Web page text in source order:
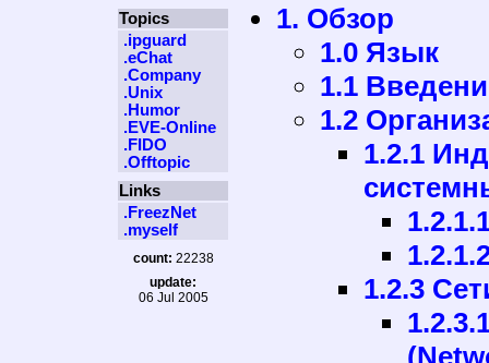
Topics
.ipguard
.eChat
.Company
.Unix
.Humor
.EVE-Online
.FIDO
.Offtopic
Links
.FreezNet
.myself
count: 22238
update:
06 Jul 2005
1. Обзор
1.0 Язык
1.1
1.2
1.2.1
1.2.3